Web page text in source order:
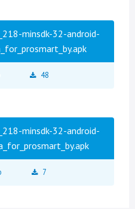
minsdk-32-android-
48
minsdk-32-android-
7